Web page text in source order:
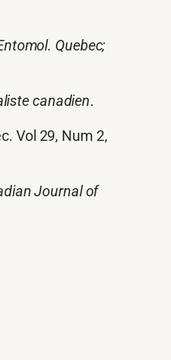
Quebec;
canadien.
Vol 29, Num 2,
Journal of